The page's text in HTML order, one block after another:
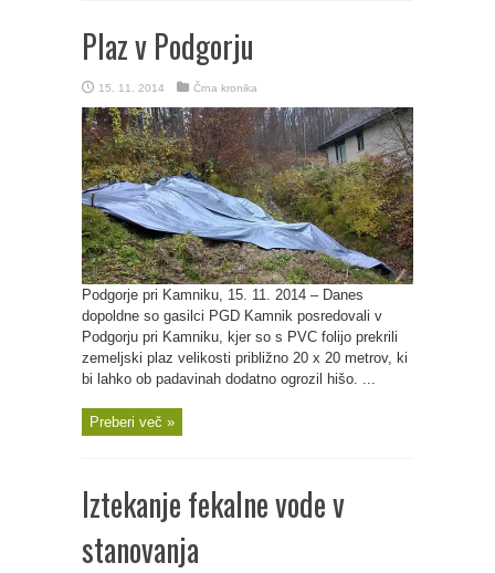
Plaz v Podgorju
15. 11. 2014 Črna kronika
Podgorje pri Kamniku, 15. 11. 2014 – Danes
dopoldne so gasilci PGD Kamnik posredovali v
Podgorju pri Kamniku, kjer so s PVC folijo prekrili
zemeljski plaz velikosti približno 20 x 20 metrov, ki
bi lahko ob padavinah dodatno ogrozil hišo. ...
Preberi več »
Iztekanje fekalne vode v
stanovanja